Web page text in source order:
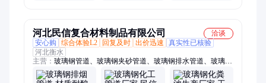
河北民信复合材料制品有限公司
洽谈
安心购
综合体验L2 回复及时 出价迅速
真实性已核验
河北衡水
主营： 玻璃钢管道、玻璃钢夹砂管道、玻璃钢排水管道、玻璃钢
排污管道、玻璃钢工艺管道、玻璃钢通风管道、玻璃钢风管